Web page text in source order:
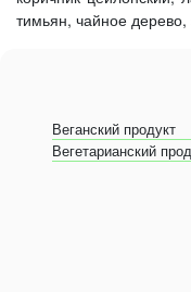
тимьян, чайное дерево,
Веганский продукт
Вегетарианский